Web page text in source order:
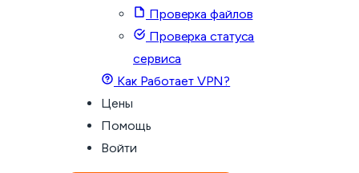
Проверка файлов
Проверка статуса
сервиса
Как Работает VPN?
Цены
Помощь
Войти